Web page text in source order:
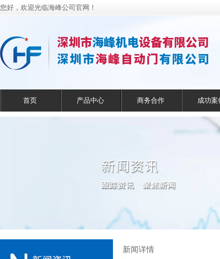
您好，欢迎光临海峰公司官网！
首页 产品中心 商务合作 成功案
新闻详情